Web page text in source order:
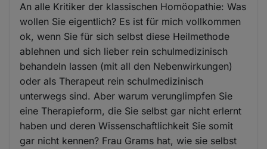
An alle Kritiker der klassischen Homöopathie: Was
wollen Sie eigentlich? Es ist für mich vollkommen
ok, wenn Sie für sich selbst diese Heilmethode
ablehnen und sich lieber rein schulmedizinisch
behandeln lassen (mit all den Nebenwirkungen)
oder als Therapeut rein schulmedizinisch
unterwegs sind. Aber warum verunglimpfen Sie
eine Therapieform, die Sie selbst gar nicht erlernt
haben und deren Wissenschaftlichkeit Sie somit
gar nicht kennen? Frau Grams hat, wie sie selbst